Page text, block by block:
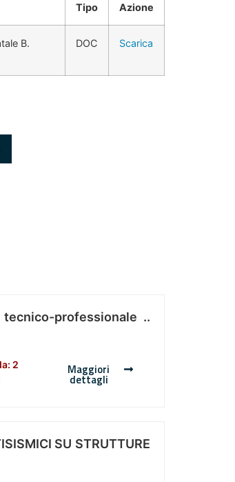
Tipo Azione
B.
DOC Scarica
professionale ..
2
Maggiori
dettagli
SU STRUTTURE